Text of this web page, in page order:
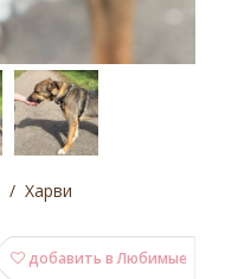
Харви
добавить в Любимые